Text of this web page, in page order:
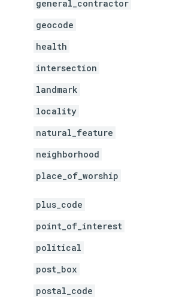
general_contractor
geocode
health
intersection
landmark
locality
natural_feature
neighborhood
place_of_worship
plus_code
point_of_interest
political
post_box
postal_code